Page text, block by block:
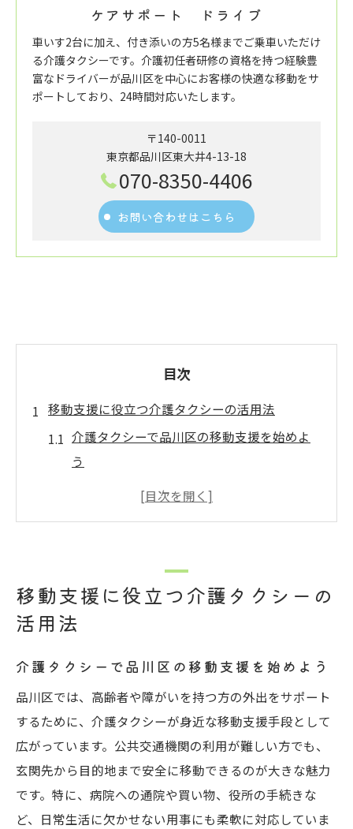
ケアサポート ドライブ
車いす2台に加え、付き添いの方5名様までご乗車いただけ
る介護タクシーです。介護初任者研修の資格を持つ経験豊
富なドライバーが品川区を中心にお客様の快適な移動をサ
ポートしており、24時間対応いたします。
〒140-0011
東京都品川区東大井4-13-18
070-8350-4406
お問い合わせはこちら
目次
移動支援に役立つ介護タクシーの活用法
介護タクシーで品川区の移動支援を始めよ
う
介護タクシーの特徴と品川区での選び方
目黒区や大田区でも広がる介護タクシーサ
ービス
安心と快適を叶える介護タクシーの選び方
説
品川区で評判の高い介護タクシーの特徴
介護タクシー料金比較で賢く選ぶコツ
安全運転と親切な対応が選ばれる理由
目黒区・大田区対応の介護タクシー事情
外出の不安を解消する移動支援のポイント
移動支援に役立つ介護タクシーの
活用法
介護タクシーで品川区の移動支援を始めよう
品川区では、高齢者や障がいを持つ方の外出をサポート
するために、介護タクシーが身近な移動支援手段として
広がっています。公共交通機関の利用が難しい方でも、
玄関先から目的地まで安全に移動できるのが大きな魅力
です。特に、病院への通院や買い物、役所の手続きな
ど、日常生活に欠かせない用事にも柔軟に対応していま